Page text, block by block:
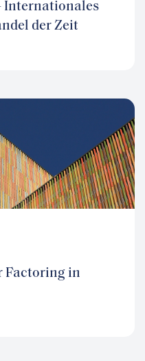
Internationales
der Zeit
Factoring in